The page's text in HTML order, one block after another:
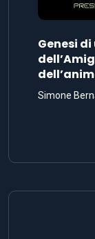
Genesi
Simone